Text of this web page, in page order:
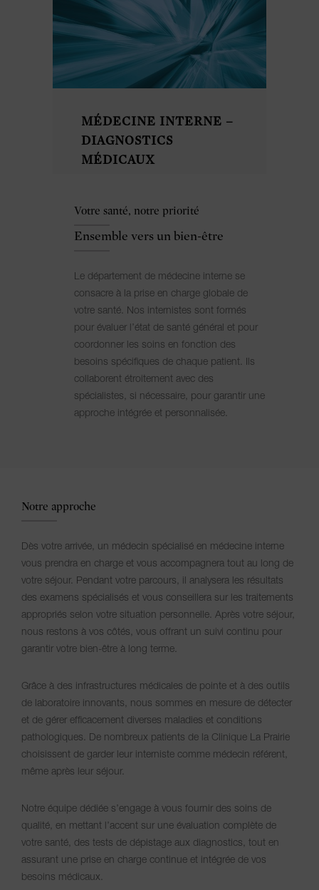
MÉDECINE INTERNE –
DIAGNOSTICS
MÉDICAUX
Votre santé, notre priorité
Ensemble vers un bien-être
Le département de médecine interne se
consacre à la prise en charge globale de
votre santé. Nos internistes sont formés
pour évaluer l’état de santé général et pour
coordonner les soins en fonction des
besoins spécifiques de chaque patient. Ils
collaborent étroitement avec des
spécialistes, si nécessaire, pour garantir une
approche intégrée et personnalisée.
Notre approche
Dès votre arrivée, un médecin spécialisé en médecine interne
vous prendra en charge et vous accompagnera tout au long de
votre séjour. Pendant votre parcours, il analysera les résultats
des examens spécialisés et vous conseillera sur les traitements
appropriés selon votre situation personnelle. Après votre séjour,
nous restons à vos côtés, vous offrant un suivi continu pour
garantir votre bien-être à long terme.
Grâce à des infrastructures médicales de pointe et à des outils
de laboratoire innovants, nous sommes en mesure de détecter
et de gérer efficacement diverses maladies et conditions
pathologiques. De nombreux patients de la Clinique La Prairie
choisissent de garder leur interniste comme médecin référent,
même après leur séjour.
Notre équipe dédiée s’engage à vous fournir des soins de
qualité, en mettant l’accent sur une évaluation complète de
votre santé, des tests de dépistage aux diagnostics, tout en
assurant une prise en charge continue et intégrée de vos
besoins médicaux.